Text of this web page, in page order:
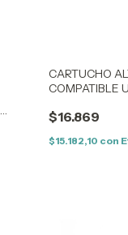
CARTUCHO
COMPATIBLE
$16.869
$15.182,10 con